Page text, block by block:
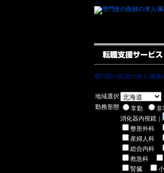
専門医の医師の求人/募集
地域選択
勤務形態
常勤 非
消化器内視鏡｜
整形外科
産婦人科
総合内科
救急科
腎臓